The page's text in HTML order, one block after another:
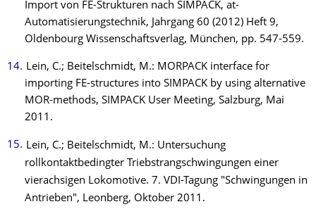
Import von FE-Strukturen nach SIMPACK, at-
Automatisierungstechnik, Jahrgang 60 (2012) Heft 9,
Oldenbourg Wissenschaftsverlag, München, pp. 547-559.
Lein, C.; Beitelschmidt, M.: MORPACK interface for
importing FE-structures into SIMPACK by using alternative
MOR-methods, SIMPACK User Meeting, Salzburg, Mai
2011.
Lein, C.; Beitelschmidt, M.: Untersuchung
rollkontaktbedingter Triebstrangschwingungen einer
vierachsigen Lokomotive. 7. VDI-Tagung "Schwingungen in
Antrieben", Leonberg, Oktober 2011.